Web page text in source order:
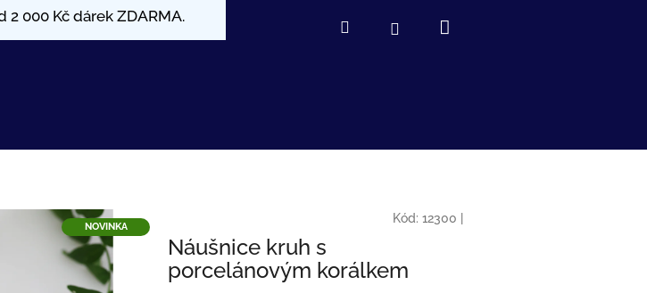
Hledat Přihlášení
NOVINKA
Kód: 12300
Náušnice kruh s
porcelánovým korálkem